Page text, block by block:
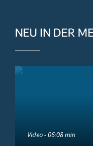
NEU IN DER
Video - 06:08 min